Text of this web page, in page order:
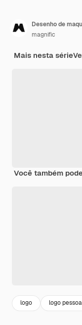
Desenho de
magnific
Mais nesta série
Você também
logo logo